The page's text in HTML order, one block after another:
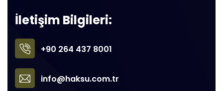
İletişim Bilgileri:
+90 264 437 8001
info@haksu.com.tr